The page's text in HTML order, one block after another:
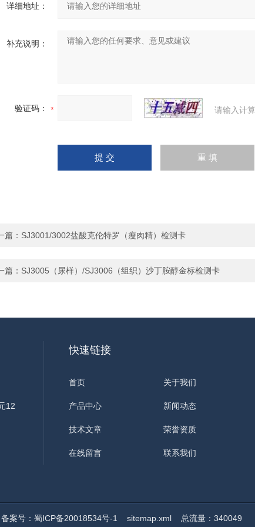
详细地址：
补充说明：
验证码： 请输入计
篇： SJ3001/3002盐酸克伦特罗（瘦肉精）检测卡
篇： SJ3005（尿样）/SJ3006（组织）沙丁胺醇金标检测卡
12
快速链接
首页 关于我们
产品中心 新闻动态
技术文章 荣誉资质
在线留言 联系我们
备案号：蜀ICP备20018534号-1 sitemap.xml 总流量：340049